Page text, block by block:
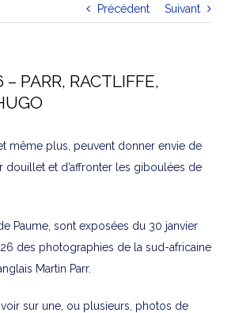
Précédent Suivant
– PARR, RACTLIFFE,
même plus, peuvent donner envie de
douillet et d’affronter les giboulées de
Paume, sont exposées du 30 janvier
des photographies de la sud-africaine
Martin Parr.
voir sur une, ou plusieurs, photos de